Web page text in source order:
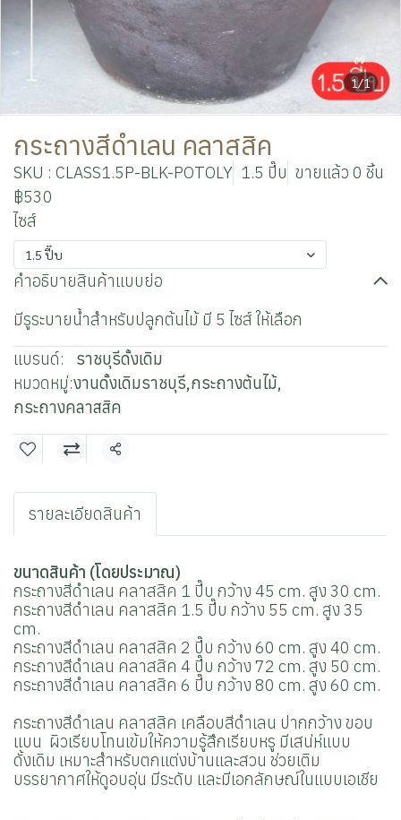
1/1
กระถางสีดำเลน คลาสสิค
SKU : CLASS1.5P-BLK-POTOLY 1.5 ปี๊บ ขายแล้ว 0 ชิ้น
฿530
ไซส์
1.5 ปี๊บ
คำอธิบายสินค้าแบบย่อ
มีรูระบายน้ำสำหรับปลูกต้นไม้ มี 5 ไซส์ ให้เลือก
แบรนด์:
ราชบุรีดั้งเดิม
หมวดหมู่:งานดั้งเดิมราชบุรี,กระถางต้นไม้,
กระถางคลาสสิค
แชร์
รายละเอียดสินค้า
ขนาดสินค้า (โดยประมาณ)
กระถางสีดำเลน คลาสสิค 1 ปี๊บ กว้าง 45 cm. สูง 30 cm.
กระถางสีดำเลน คลาสสิค 1.5 ปี๊บ กว้าง 55 cm. สูง 35
cm.
กระถางสีดำเลน คลาสสิค 2 ปี๊บ กว้าง 60 cm. สูง 40 cm.
กระถางสีดำเลน คลาสสิค 4 ปี๊บ กว้าง 72 cm. สูง 50 cm.
กระถางสีดำเลน คลาสสิค 6 ปี๊บ กว้าง 80 cm. สูง 60 cm.
กระถางสีดำเลน คลาสสิค เคลือบสีดำเลน ปากกว้าง ขอบ
แบน ผิวเรียบโทนเข้มให้ความรู้สึกเรียบหรู มีเสน่ห์แบบ
ดั้งเดิม เหมาะสำหรับตกแต่งบ้านและสวน ช่วยเติม
บรรยากาศให้ดูอบอุ่น มีระดับ และมีเอกลักษณ์ในแบบเอเชีย